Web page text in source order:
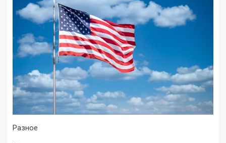
Разное